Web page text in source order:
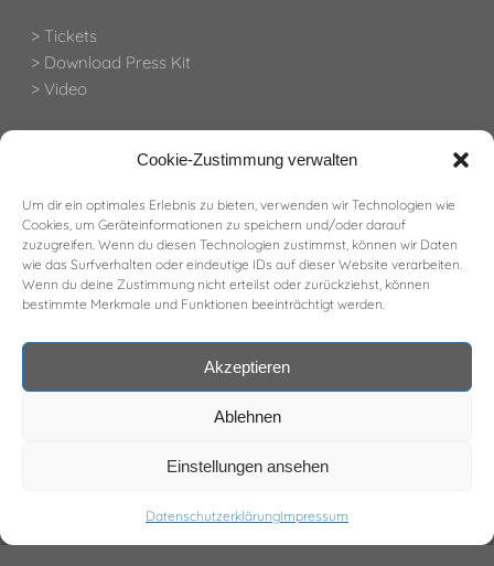
Cookie-Zustimmung verwalten
Um dir ein optimales Erlebnis zu bieten, verwenden wir Technologien wie
Cookies, um Geräteinformationen zu speichern und/oder darauf
zuzugreifen. Wenn du diesen Technologien zustimmst, können wir Daten
wie das Surfverhalten oder eindeutige IDs auf dieser Website verarbeiten.
Wenn du deine Zustimmung nicht erteilst oder zurückziehst, können
bestimmte Merkmale und Funktionen beeinträchtigt werden.
Akzeptieren
Ablehnen
Einstellungen ansehen
DatenschutzerklärungImpressum
> Tickets
> Download Press Kit
> Video
Termin verlegt